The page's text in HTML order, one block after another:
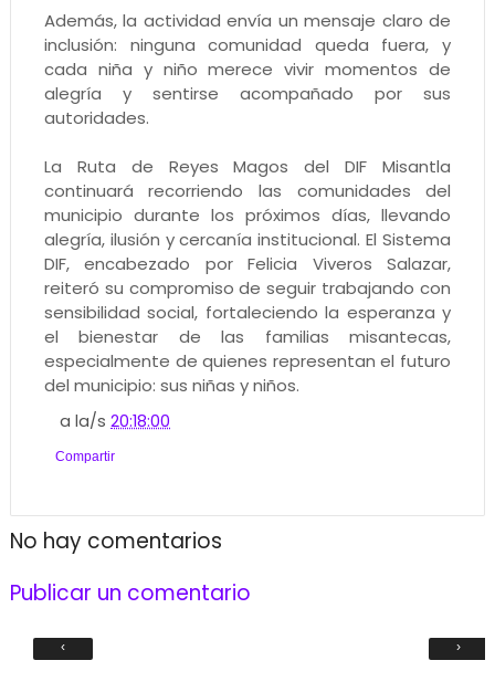
Además, la actividad envía un mensaje claro de
inclusión: ninguna comunidad queda fuera, y
cada niña y niño merece vivir momentos de
alegría y sentirse acompañado por sus
autoridades.
La Ruta de Reyes Magos del DIF Misantla
continuará recorriendo las comunidades del
municipio durante los próximos días, llevando
alegría, ilusión y cercanía institucional. El Sistema
DIF, encabezado por Felicia Viveros Salazar,
reiteró su compromiso de seguir trabajando con
sensibilidad social, fortaleciendo la esperanza y
el bienestar de las familias misantecas,
especialmente de quienes representan el futuro
del municipio: sus niñas y niños.
a la/s20:18:00
Compartir
No hay comentarios
Publicar un comentario
‹ ›